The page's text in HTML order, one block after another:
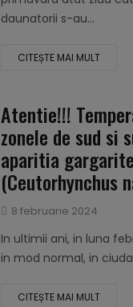
daunatorii s-au...
CITEȘTE MAI MULT
Atentie!!!
zonele de sud si
aparitia
(Ceutorhynchus
Publicat
pe
8 februarie 2024
In ultimii ani, in luna
in mod normal, in
CITEȘTE MAI MULT